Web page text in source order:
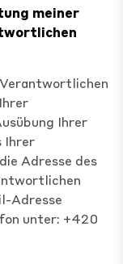
meiner
Ihrer
Ihrer
Adresse des
Adresse
unter: +420